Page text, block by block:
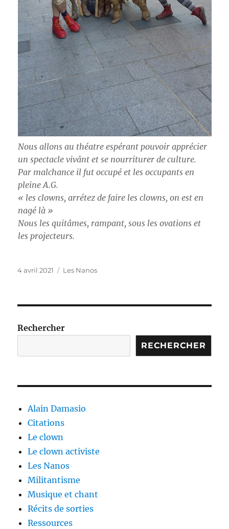
Nous allons au théatre espérant pouvoir apprécier
un spectacle vivânt et se nourriturer de culture.
Par malchance il fut occupé et les occupants en
pleine A.G.
« les clowns, arrétez de faire les clowns, on est en
nagé là »
Nous les quitâmes, rampant, sous les ovations et
les projecteurs.
Publié
4 avril 2021 Catégories
Les Nanos
Rechercher
RECHERCHER
Alain Damasio
Citations
Le clown
Le clown activiste
Les Nanos
Militantisme
Musique et chant
Récits de sorties
Ressources